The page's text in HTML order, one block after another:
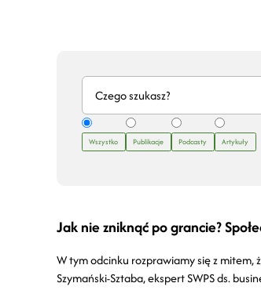
Wszystko Publikacje Podcasty Artykuły
Jak nie zniknąć po grancie?
W tym odcinku rozprawiamy się z mitem,
Szymański-Sztaba, ekspert SWPS ds.